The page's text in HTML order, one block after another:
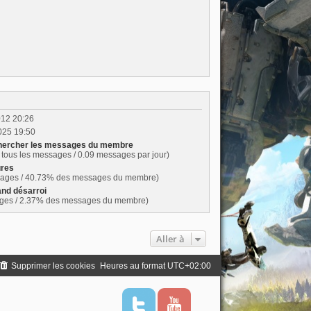
20:26
19:50
les messages du membre
les messages / 0.09 messages par jour)
/ 40.73% des messages du membre)
désarroi
/ 2.37% des messages du membre)
Aller à
Heures au format UTC+02:00
Supprimer les cookies
T Y